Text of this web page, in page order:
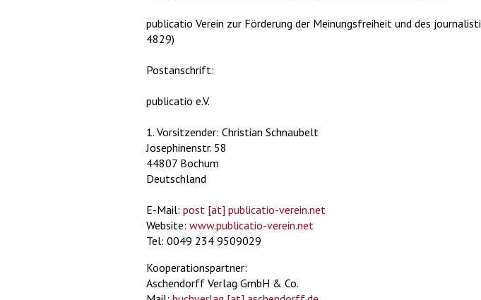
publicatio Verein zur Förderung der Meinungsfreiheit und des
4829)
Postanschrift:
publicatio e.V.
1. Vorsitzender: Christian Schnaubelt
Josephinenstr. 58
44807 Bochum
Deutschland
E-Mail: post [at] publicatio-verein.net
Website: www.publicatio-verein.net
Tel: 0049 234 9509029
Kooperationspartner:
Aschendorff Verlag GmbH & Co.